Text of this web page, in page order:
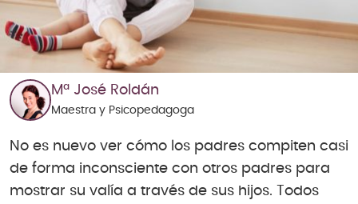
Mª José Roldán
Maestra y Psicopedagoga
No es nuevo ver cómo los padres compiten casi
de forma inconsciente con otros padres para
mostrar su valía a través de sus hijos. Todos